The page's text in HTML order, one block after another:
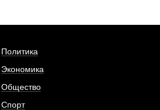
Политика
Экономика
Общество
Спорт